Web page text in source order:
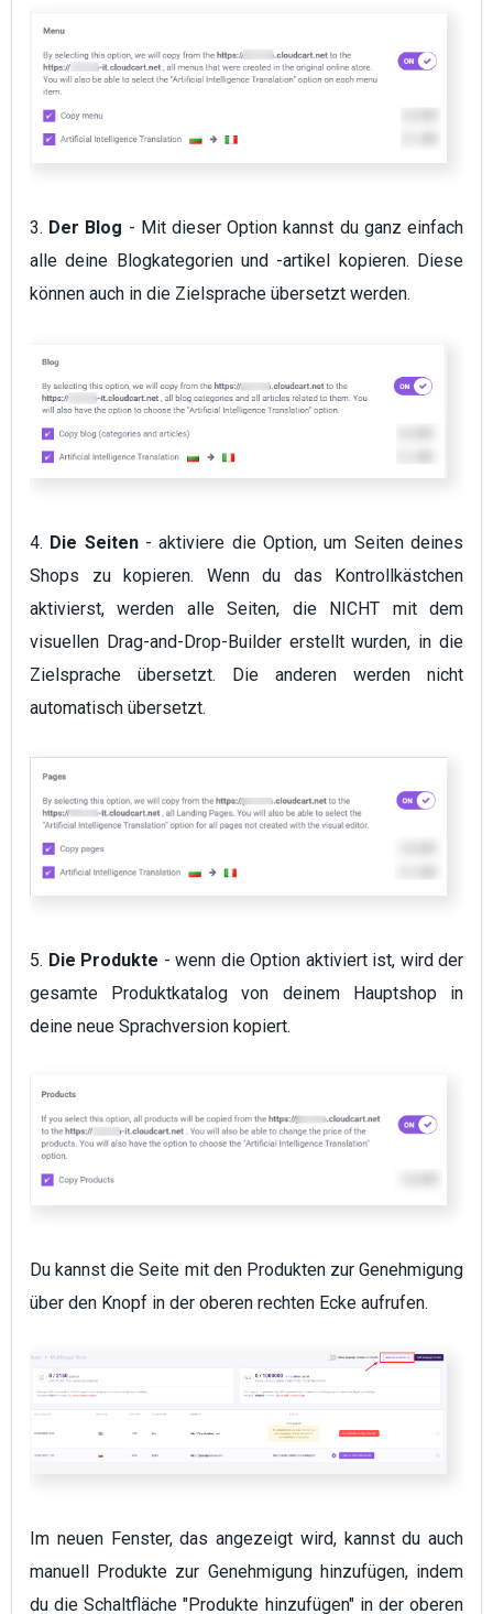
3. Der Blog - Mit dieser Option kannst du ganz einfach
alle deine Blogkategorien und -artikel kopieren. Diese
können auch in die Zielsprache übersetzt werden.
4. Die Seiten - aktiviere die Option, um Seiten deines
Shops zu kopieren. Wenn du das Kontrollkästchen
aktivierst, werden alle Seiten, die NICHT mit dem
visuellen Drag-and-Drop-Builder erstellt wurden, in die
Zielsprache übersetzt. Die anderen werden nicht
automatisch übersetzt.
5. Die Produkte - wenn die Option aktiviert ist, wird der
gesamte Produktkatalog von deinem Hauptshop in
deine neue Sprachversion kopiert.
Du kannst die Seite mit den Produkten zur Genehmigung
über den Knopf in der oberen rechten Ecke aufrufen.
Im neuen Fenster, das angezeigt wird, kannst du auch
manuell Produkte zur Genehmigung hinzufügen, indem
du die Schaltfläche "Produkte hinzufügen" in der oberen